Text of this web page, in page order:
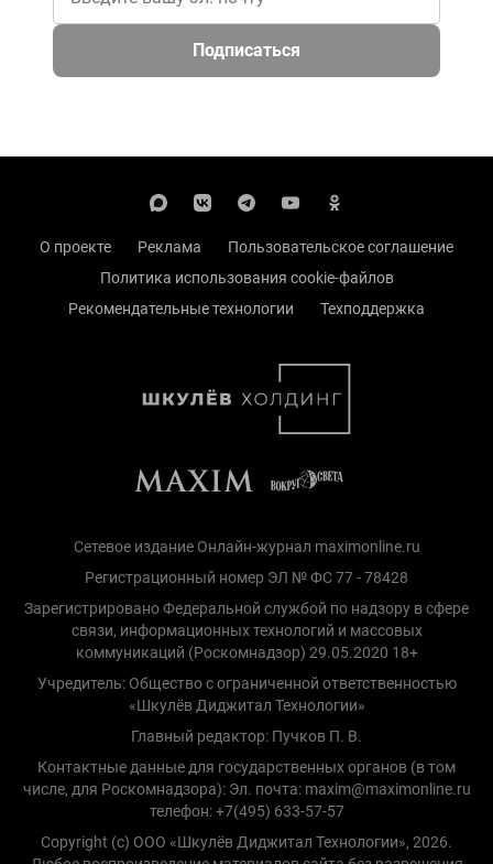
Подписаться
О проекте Реклама
Пользовательское соглашение
Политика использования cookie-файлов
Рекомендательные технологии
Техподдержка
Сетевое издание Онлайн-журнал maximonline.ru
Регистрационный номер ЭЛ № ФС 77 - 78428
Зарегистрировано Федеральной службой по надзору в сфере
связи, информационных технологий и массовых
коммуникаций (Роскомнадзор) 29.05.2020 18+
Учредитель: Общество с ограниченной ответственностью
«Шкулёв Диджитал Технологии»
Главный редактор: Пучков П. В.
Контактные данные для государственных органов (в том
числе, для Роскомнадзора): Эл. почта: maxim@maximonline.ru
телефон: +7(495) 633-57-57
Copyright (с) ООО «Шкулёв Диджитал Технологии», 2026.